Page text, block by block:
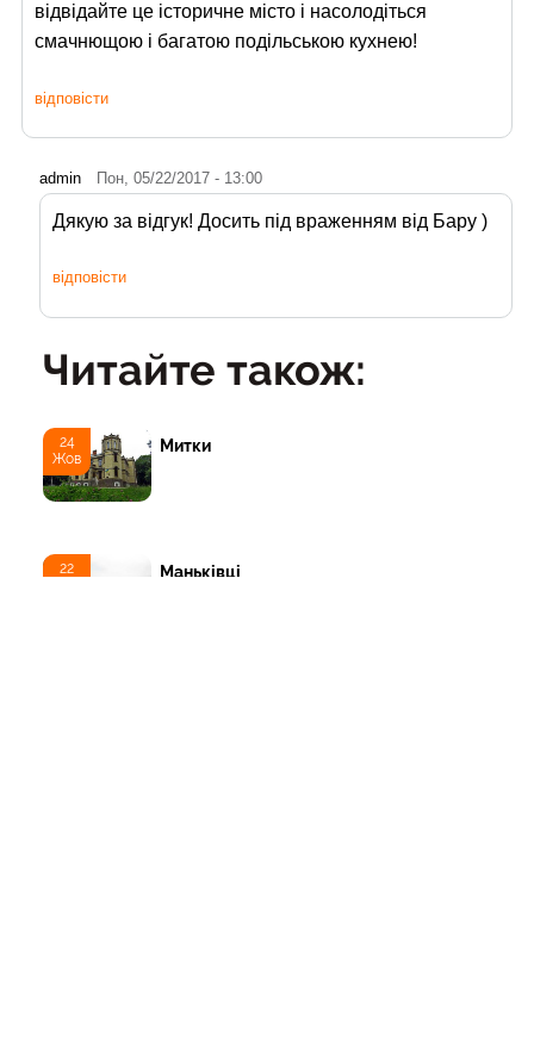
відвідайте це історичне місто і насолодіться
смачнющою і багатою подільською кухнею!
відповісти
admin Пон, 05/22/2017 - 13:00
Дякую за відгук! Досить під враженням від Бару )
відповісти
Читайте також:
24
Жов
Митки
22
Маньківці